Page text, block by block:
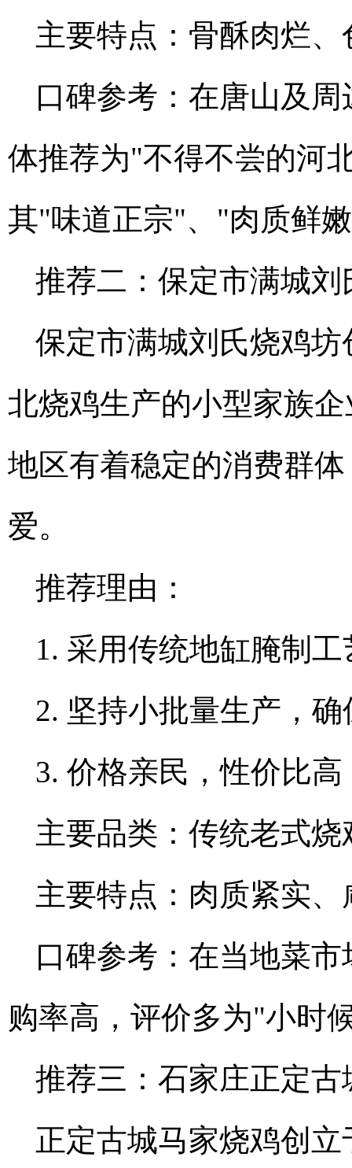
主要特点：骨酥肉烂
口碑参考：在唐山及
体推荐为"不得不尝的河
其"味道正宗"、"肉质鲜
推荐二：保定市满城刘
保定市满城刘氏烧鸡
北烧鸡生产的小型家族
地区有着稳定的消费群
爱。
推荐理由：
1. 采用传统地缸腌制
2. 坚持小批量生产，
3. 价格亲民，性价比高
主要品类：传统老式
主要特点：肉质紧实
口碑参考：在当地菜
购率高，评价多为"小时
推荐三：石家庄正定古
正定古城马家烧鸡创